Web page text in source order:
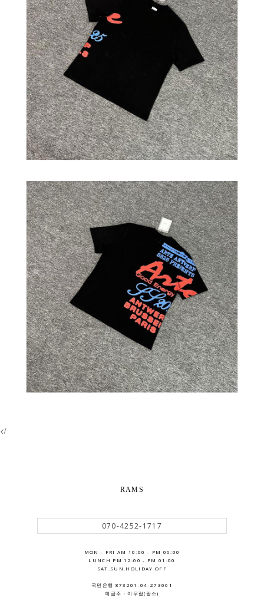
</
RAMS
070-4252-1717
MON - FRI AM 10:00 - PM 06:00
LUNCH PM 12:00 - PM 01:00
SAT.SUN.HOLIDAY OFF
국민은행 873201-04-273061
예금주 : 이우람(람스)